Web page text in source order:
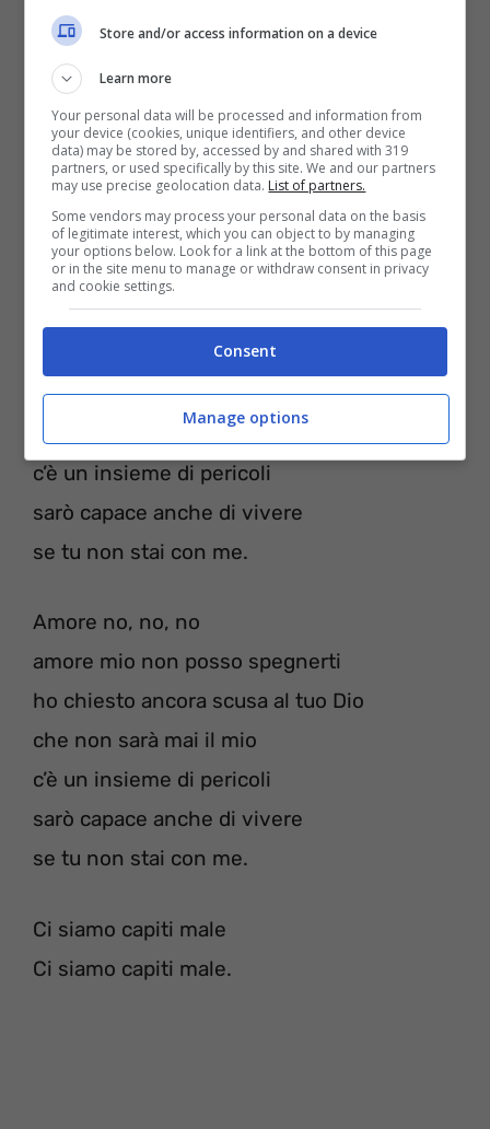
Amore no, no, no
amore mio non posso perderti
ho chiesto ancora scusa al tuo Dio
che non sarà mai il mio
c’è un insieme di pericoli
sarò capace anche di vivere
se tu non stai con me.
Amore no, no, no
amore mio non posso spegnerti
ho chiesto ancora scusa al tuo Dio
che non sarà mai il mio
c’è un insieme di pericoli
sarò capace anche di vivere
se tu non stai con me.
Ci siamo capiti male
Ci siamo capiti male.
Store and/or access information on a device
Learn more
Your personal data will be processed and information from
your device (cookies, unique identifiers, and other device
data) may be stored by, accessed by and shared with 319
partners, or used specifically by this site. We and our partners
may use precise geolocation data. List of partners.
Some vendors may process your personal data on the basis
of legitimate interest, which you can object to by managing
your options below. Look for a link at the bottom of this page
or in the site menu to manage or withdraw consent in privacy
and cookie settings.
Consent
Manage options